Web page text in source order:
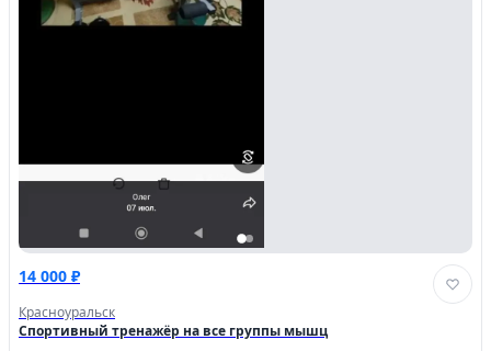
14 000 ₽
Красноуральск
Спортивный тренажёр на все группы мышц